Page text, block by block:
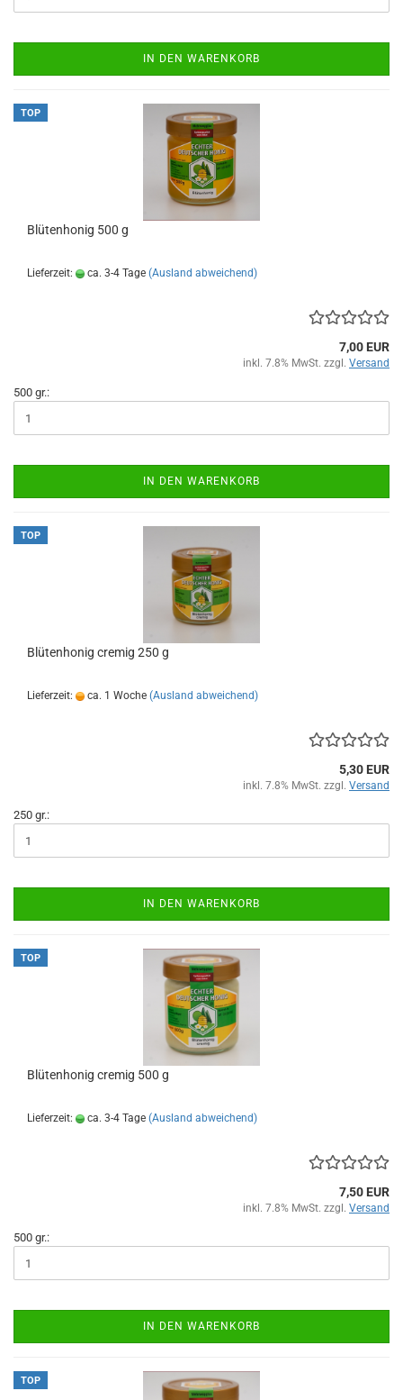
IN DEN WARENKORB
TOP
Blütenhonig 500 g
Lieferzeit: ca. 3-4 Tage (Ausland abweichend)
7,00 EUR
inkl. 7.8% MwSt. zzgl. Versand
500 gr.:
IN DEN WARENKORB
TOP
Blütenhonig cremig 250 g
Lieferzeit: ca. 1 Woche (Ausland abweichend)
5,30 EUR
inkl. 7.8% MwSt. zzgl. Versand
250 gr.:
IN DEN WARENKORB
TOP
Blütenhonig cremig 500 g
Lieferzeit: ca. 3-4 Tage (Ausland abweichend)
7,50 EUR
inkl. 7.8% MwSt. zzgl. Versand
500 gr.:
IN DEN WARENKORB
TOP